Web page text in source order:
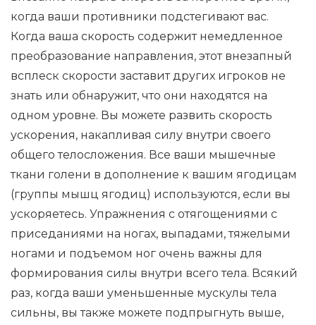
когда ваши противники подстегивают вас.
Когда ваша скорость содержит немедленное
преобразование направления, этот внезапный
всплеск скорости заставит других игроков не
знать или обнаружит, что они находятся на
одном уровне. Вы можете развить скорость
ускорения, накапливая силу внутри своего
общего телосложения. Все ваши мышечные
ткани голени в дополнение к вашим ягодицам
(группы мышц ягодиц) используются, если вы
ускоряетесь. Упражнения с отягощениями с
приседаниями на ногах, выпадами, тяжелыми
ногами и подъемом ног очень важны для
формирования силы внутри всего тела. Всякий
раз, когда ваши уменьшенные мускулы тела
сильны, вы также можете подпрыгнуть выше,